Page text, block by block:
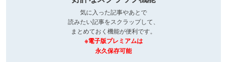
気に入った記事やあとで
読みたい記事をスクラップして、
まとめておく機能が便利です。
※電子版プレミアムは
永久保存可能